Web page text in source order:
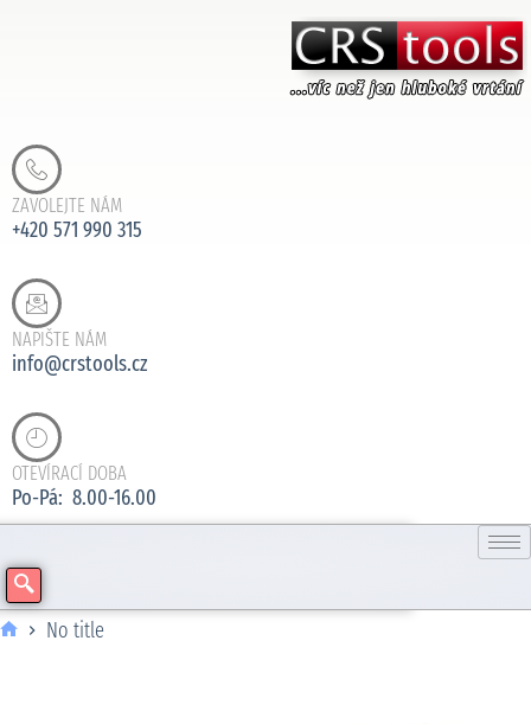
ZAVOLEJTE NÁM
+420 571 990 315
NAPIŠTE NÁM
info@crstools.cz
OTEVÍRACÍ DOBA
Po-Pá: 8.00-16.00
No title